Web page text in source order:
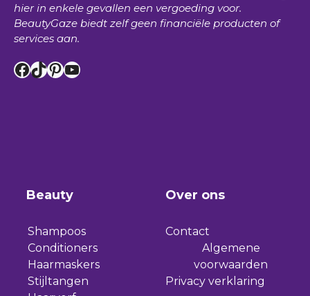
hier in enkele gevallen een vergoeding voor.
BeautyGaze biedt zelf geen financiële producten of
services aan.
Facebook
TikTok
Pinterest
YouTube
Beauty
Shampoos
Conditioners
Haarmaskers
Stijltangen
Over ons
Contact
Algemene
voorwaarden
Privacy verklaring